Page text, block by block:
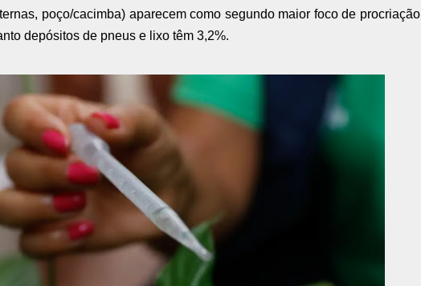
poço/cacimba) aparecem como segundo maior foco de procriação
depósitos de pneus e lixo têm 3,2%.